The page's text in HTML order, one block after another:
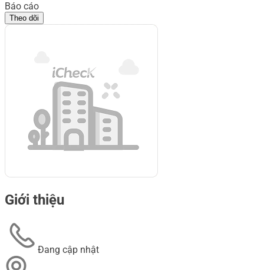
Báo cáo
Theo dõi
Giới thiệu
Đang cập nhật